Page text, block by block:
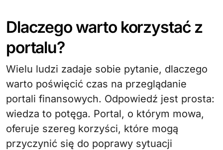
Dlaczego warto korzystać z
portalu?
Wielu ludzi zadaje sobie pytanie, dlaczego
warto poświęcić czas na przeglądanie
portali finansowych. Odpowiedź jest prosta:
wiedza to potęga. Portal, o którym mowa,
oferuje szereg korzyści, które mogą
przyczynić się do poprawy sytuacji